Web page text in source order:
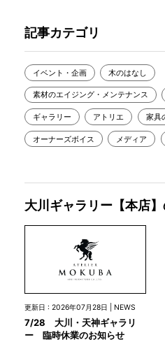
記事カテゴリ
イベント・企画 木のはなし
素材のエイジング・メンテナンス
ギャラリー アトリエ 家具
オーナーズボイス メディア
大川ギャラリー【本店
更新日 : 2026年07月28日 | NEWS
7/28 大川・天神ギャラリ
ー 臨時休業のお知らせ